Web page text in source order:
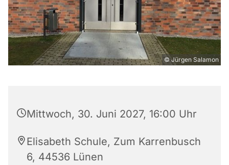
© Jürgen Salamon
Mittwoch, 30. Juni 2027, 16:00 Uhr
Elisabeth Schule, Zum Karrenbusch
6, 44536 Lünen